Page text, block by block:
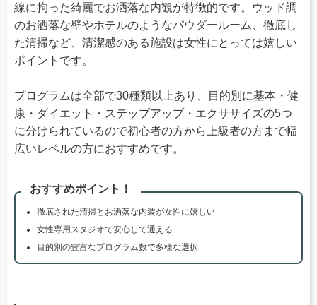
線に拘った綺麗でお洒落な内観が特徴的です。ウッド調
のお洒落な壁やホテルのようなパウダールーム、徹底し
た清掃など、清潔感のある施設は女性にとっては嬉しい
ポイントです。
プログラムは全部で30種類以上あり、目的別に基本・健
康・ダイエット・ステップアップ・エクササイズの5つ
に分けられているので初心者の方から上級者の方まで幅
広いレベルの方におすすめです。
おすすめポイント！
徹底された清掃とお洒落な内装が女性に嬉しい
女性専用スタジオで安心して通える
目的別の豊富なプログラム数で多様な選択